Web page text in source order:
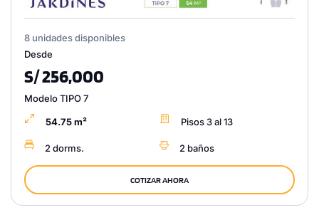
8 unidades disponibles
Desde
S/ 256,000
Modelo TIPO 7
54.75 m² Pisos 3 al 13
2 dorms. 2 baños
COTIZAR AHORA